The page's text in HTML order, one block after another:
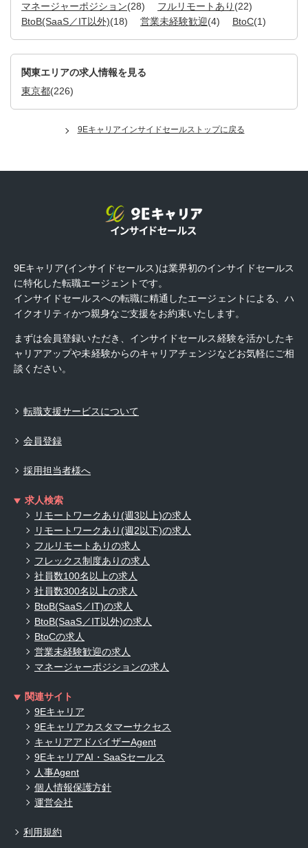
マネージャーポジション(28) フルリモートあり (22)
BtoB(SaaS／IT以外)(18) 営業未経験歓迎(4) BtoC(1)
関東エリアの求人情報を見る
東京都(226)
9Eキャリアインサイドセールストップに戻る
9Eキャリア(インサイドセールス)は業界初のインサイドセールス
に特化した転職エージェントです。
インサイドセールスへの転職に精通したエージェントによる、ハ
イクオリティかつ親身なご支援をお約束いたします。
まずは会員登録いただき、インサイドセールス経験を活かしたキ
ャリアアップや未経験からのキャリアチェンジなどお気軽にご相
談ください。
転職支援サービスについて
会員登録
採用担当者様へ
求人検索
リモートワークあり(週3以上)の求人
リモートワークあり(週2以下)の求人
フルリモートありの求人
フレックス制度ありの求人
社員数100名以上の求人
社員数300名以上の求人
BtoB(SaaS／IT)の求人
BtoB(SaaS／IT以外)の求人
BtoCの求人
営業未経験歓迎の求人
マネージャーポジションの求人
関連サイト
9Eキャリア
9Eキャリアカスタマーサクセス
キャリアアドバイザーAgent
9EキャリアAI・SaaSセールス
人事Agent
個人情報保護方針
運営会社
利用規約